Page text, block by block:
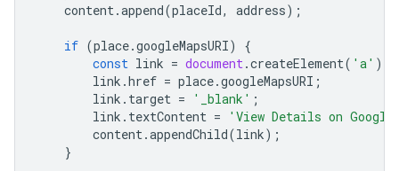
content.append(placeId, address);
if (place.googleMapsURI)
{
const link = document.createElement( 'a' );
link .href = place.googleMapsURI ;
link . target = '_blank' ;
link . textContent =
'View Details on Google
content.appendChild(link);
}